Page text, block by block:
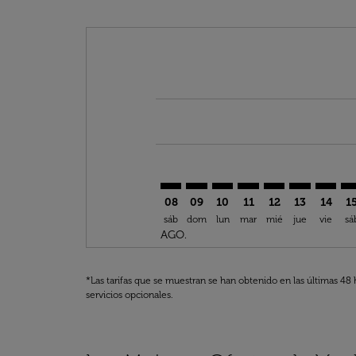
08
sáb
AGO.
09
dom
10
lun
11
mar
12
mié
13
jue
14
vie
*Las tarifas que se muestran se han obtenido en las últimas
servicios opcionales.